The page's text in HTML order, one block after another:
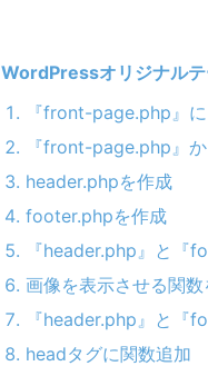
WordPressオリジナル
『front-page.php』
『front-page.php』
header.phpを作成
footer.phpを作成
『header.php』と『
画像を表示させる関
『header.php』と『
headタグに関数追加